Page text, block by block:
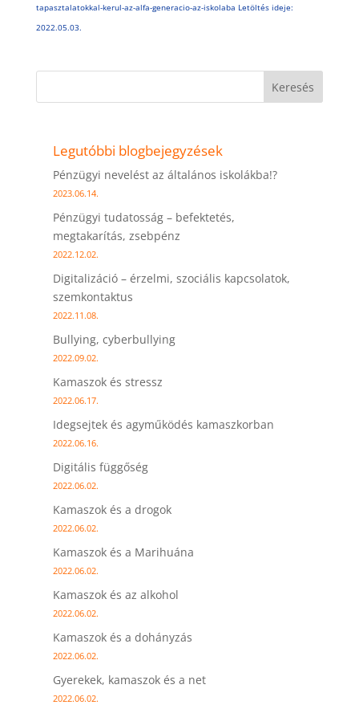
tapasztalatokkal-kerul-az-alfa-generacio-az-iskolaba Letöltés ideje:
2022.05.03.
Keresés
Legutóbbi blogbejegyzések
Pénzügyi nevelést az általános iskolákba!?
2023.06.14.
Pénzügyi tudatosság – befektetés,
megtakarítás, zsebpénz
2022.12.02.
Digitalizáció – érzelmi, szociális kapcsolatok,
szemkontaktus
2022.11.08.
Bullying, cyberbullying
2022.09.02.
Kamaszok és stressz
2022.06.17.
Idegsejtek és agyműködés kamaszkorban
2022.06.16.
Digitális függőség
2022.06.02.
Kamaszok és a drogok
2022.06.02.
Kamaszok és a Marihuána
2022.06.02.
Kamaszok és az alkohol
2022.06.02.
Kamaszok és a dohányzás
2022.06.02.
Gyerekek, kamaszok és a net
2022.06.02.